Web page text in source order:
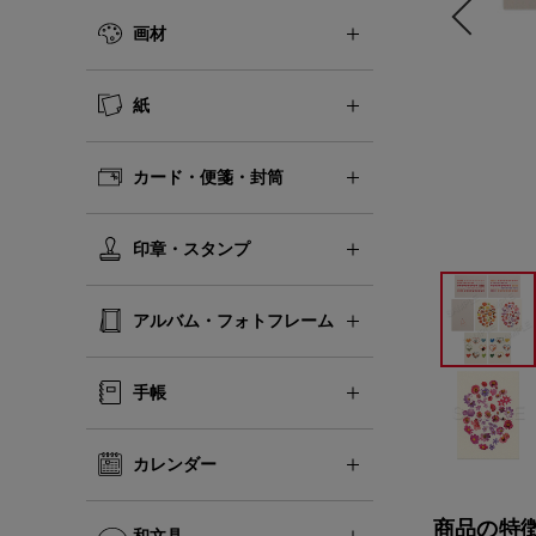
画材
紙
カード・便箋・封筒
印章・スタンプ
アルバム・フォトフレーム
手帳
カレンダー
商品の特